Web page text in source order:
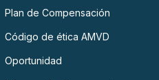
Plan de Compensación
Código de ética AMVD
Oportunidad